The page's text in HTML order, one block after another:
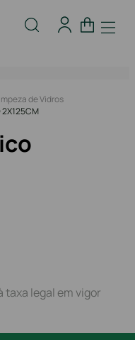
de Vidros
2X125CM
taxa legal em vigor